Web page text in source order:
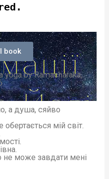
book
yogaby Ramacharaka,
а душа, сяйво
мій світ.
не може завдати мені